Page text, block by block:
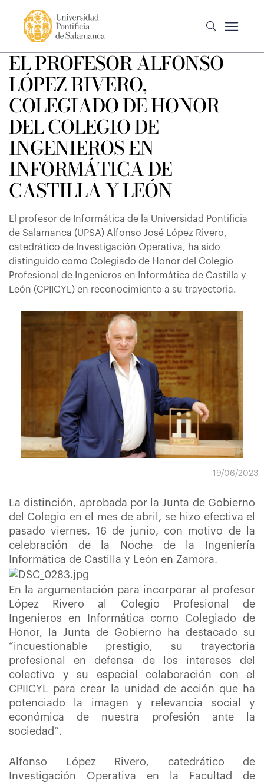
EL PROFESOR ALFONSO
LÓPEZ RIVERO,
COLEGIADO DE HONOR
DEL COLEGIO DE
INGENIEROS EN
INFORMÁTICA DE
CASTILLA Y LEÓN
El profesor de Informática de la Universidad Pontificia
de Salamanca (UPSA) Alfonso José López Rivero,
catedrático de Investigación Operativa, ha sido
distinguido como Colegiado de Honor del Colegio
Profesional de Ingenieros en Informática de Castilla y
León (CPIICYL) en reconocimiento a su trayectoria.
19/06/2023
La distinción, aprobada por la Junta de Gobierno
del Colegio en el mes de abril, se hizo efectiva el
pasado viernes, 16 de junio, con motivo de la
celebración de la Noche de la Ingeniería
Informática de Castilla y León en Zamora.
En la argumentación para incorporar al profesor
López Rivero al Colegio Profesional de
Ingenieros en Informática como Colegiado de
Honor, la Junta de Gobierno ha destacado su
“incuestionable prestigio, su trayectoria
profesional en defensa de los intereses del
colectivo y su especial colaboración con el
CPIICYL para crear la unidad de acción que ha
potenciado la imagen y relevancia social y
económica de nuestra profesión ante la
sociedad”.
Alfonso López Rivero, catedrático de
Investigación Operativa en la Facultad de